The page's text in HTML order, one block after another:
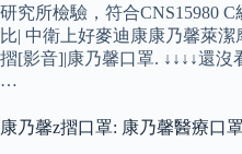
研究所檢驗，符合CNS15980
比| 中衛上好麥迪康康乃馨萊
摺[影音]|康乃馨口罩. ↓↓↓↓還沒
…
康乃馨z摺口罩: 康乃馨醫療口